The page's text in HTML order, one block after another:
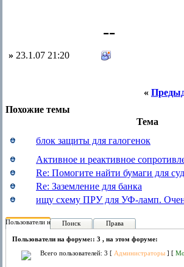
--
» 23.1.07 21:20
«
Похожие темы
Тема
блок защиты для галогенок
Активное и реактивное
Re: Помогите найти бумаги для
Re: Заземление для банка
ищу схему ПРУ для УФ-ламп.
Пользователи на форуме:
Поиск Права
Пользователи на форуме:: 3 , на этом форуме:
Всего пользователей: 3 [ Администраторы ] [